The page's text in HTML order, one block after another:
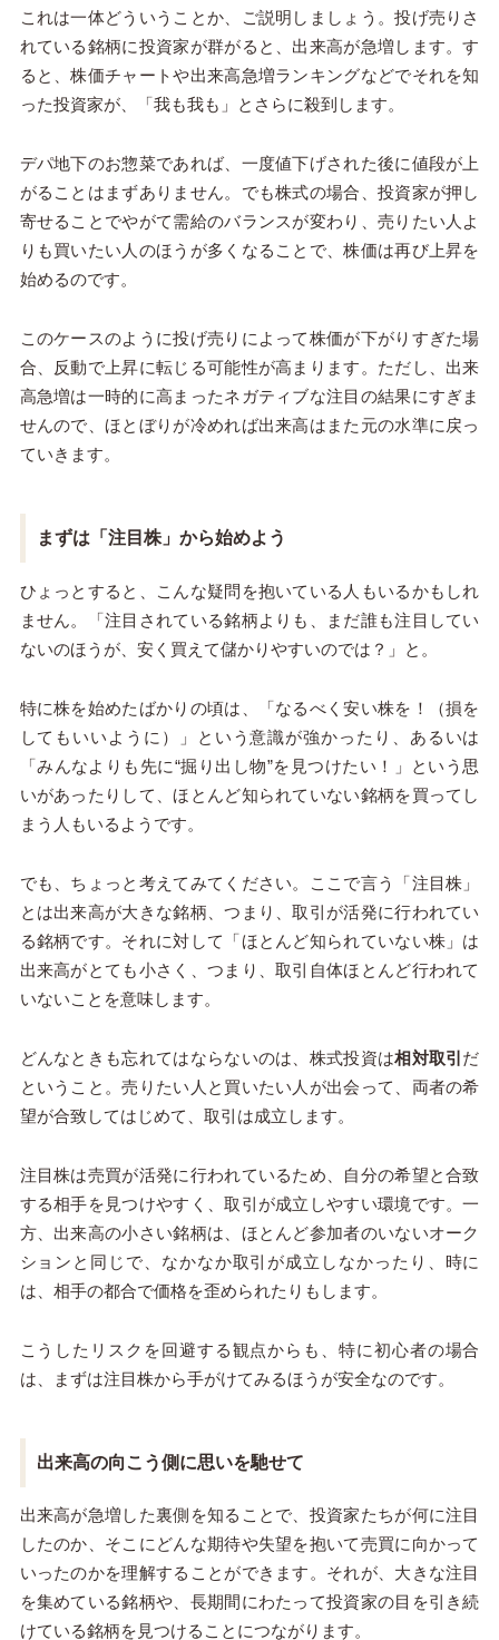
これは一体どういうことか、ご説明しましょう。投げ売りさ
れている銘柄に投資家が群がると、出来高が急増します。す
ると、株価チャートや出来高急増ランキングなどでそれを知
った投資家が、「我も我も」とさらに殺到します。
デパ地下のお惣菜であれば、一度値下げされた後に値段が上
がることはまずありません。でも株式の場合、投資家が押し
寄せることでやがて需給のバランスが変わり、売りたい人よ
りも買いたい人のほうが多くなることで、株価は再び上昇を
始めるのです。
このケースのように投げ売りによって株価が下がりすぎた場
合、反動で上昇に転じる可能性が高まります。ただし、出来
高急増は一時的に高まったネガティブな注目の結果にすぎま
せんので、ほとぼりが冷めれば出来高はまた元の水準に戻っ
ていきます。
まずは「注目株」から始めよう
ひょっとすると、こんな疑問を抱いている人もいるかもしれ
ません。「注目されている銘柄よりも、まだ誰も注目してい
ないのほうが、安く買えて儲かりやすいのでは？」と。
特に株を始めたばかりの頃は、「なるべく安い株を！（損を
してもいいように）」という意識が強かったり、あるいは
「みんなよりも先に“掘り出し物”を見つけたい！」という思
いがあったりして、ほとんど知られていない銘柄を買ってし
まう人もいるようです。
でも、ちょっと考えてみてください。ここで言う「注目株」
とは出来高が大きな銘柄、つまり、取引が活発に行われてい
る銘柄です。それに対して「ほとんど知られていない株」は
出来高がとても小さく、つまり、取引自体ほとんど行われて
いないことを意味します。
どんなときも忘れてはならないのは、株式投資は相対取引 だ
ということ。売りたい人と買いたい人が出会って、両者の希
望が合致してはじめて、取引は成立します。
注目株は売買が活発に行われているため、自分の希望と合致
する相手を見つけやすく、取引が成立しやすい環境です。一
方、出来高の小さい銘柄は、ほとんど参加者のいないオーク
ションと同じで、なかなか取引が成立しなかったり、時に
は、相手の都合で価格を歪められたりもします。
こうしたリスクを回避する観点からも、特に初心者の場合
は、まずは注目株から手がけてみるほうが安全なのです。
出来高の向こう側に思いを馳せて
出来高が急増した裏側を知ることで、投資家たちが何に注目
したのか、そこにどんな期待や失望を抱いて売買に向かって
いったのかを理解することができます。それが、大きな注目
を集めている銘柄や、長期間にわたって投資家の目を引き続
けている銘柄を見つけることにつながります。